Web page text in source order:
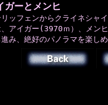
ガーとメンヒ
リッフェンからクライネシャ
、アイガー(3970ｍ）、メン
み、絶好のパノラマを楽し